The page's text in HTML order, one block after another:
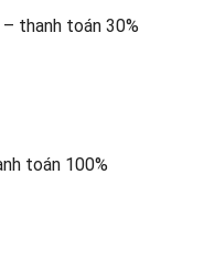
thanh toán 30%
toán 100%